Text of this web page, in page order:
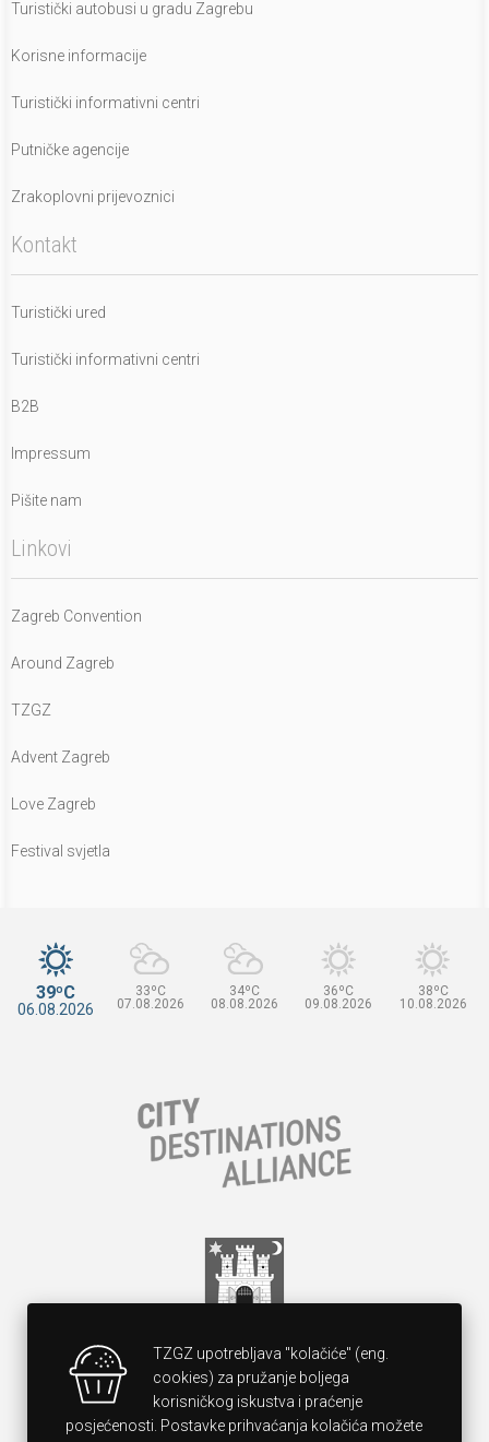
Turistički autobusi u gradu Zagrebu
Korisne informacije
Turistički informativni centri
Putničke agencije
Zrakoplovni prijevoznici
Kontakt
Turistički ured
Turistički informativni centri
B2B
Impressum
Pišite nam
Linkovi
Zagreb Convention
Around Zagreb
TZGZ
Advent Zagreb
Love Zagreb
Festival svjetla
39ºC
06.08.2026
33ºC
07.08.2026
34ºC
08.08.2026
36ºC
09.08.2026
38ºC
10.08.2026
TZGZ upotrebljava "kolačiće" (eng.
cookies) za pružanje boljega
korisničkog iskustva i praćenje
posjećenosti. Postavke prihvaćanja kolačića možete